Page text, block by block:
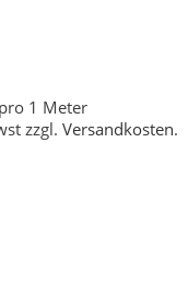
1 Meter
zzgl.Versandkosten.